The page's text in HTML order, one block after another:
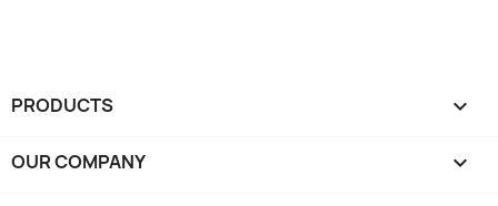
PRODUCTS 
OUR COMPANY 